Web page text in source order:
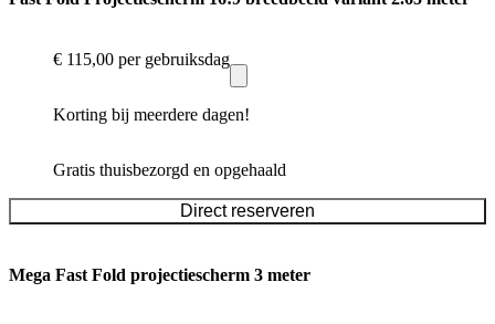
€ 115,00 per gebruiksdag
Korting bij meerdere dagen!
Gratis thuisbezorgd en opgehaald
Direct reserveren
Mega Fast Fold projectiescherm 3 meter